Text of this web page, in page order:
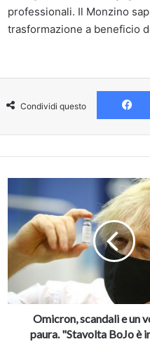
professionali. Il Monzino
trasformazione a beneficio
Condividi questo
scandali
un
voto
fa
paura.
"Stavolta
Omicron, scandali e un
paura. "Stavolta BoJo è